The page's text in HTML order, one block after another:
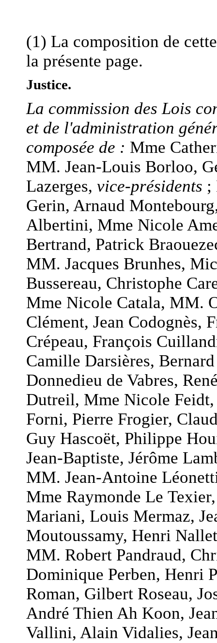
(1) La composition de
la présente page.
Justice.
La commission des Lois
et de l'administration
composée de : Mme
MM. Jean-Louis Borloo,
Lazerges, vice-présidents ;
Gerin, Arnaud
Albertini, Mme Nicole
Bertrand, Patrick
MM. Jacques Brunhes,
Bussereau, Christophe
Mme Nicole Catala, MM.
Clément, Jean Codognès,
Crépeau, François
Camille Darsières,
Donnedieu de Vabres,
Dutreil, Mme Nicole
Forni, Pierre Frogier,
Guy Hascoët, Philippe
Jean-Baptiste, Jérôme
MM. Jean-Antoine
Mme Raymonde Le
Mariani, Louis Mermaz,
Moutoussamy, Henri
MM. Robert Pandraud,
Dominique Perben, Henri
Roman, Gilbert Roseau,
André Thien Ah Koon,
Vallini, Alain Vidalies,